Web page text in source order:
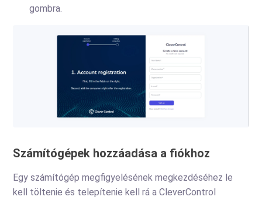
gombra.
Számítógépek hozzáadása a fiókhoz
Egy számítógép megfigyelésének megkezdéséhez le
kell töltenie és telepítenie kell rá a CleverControl